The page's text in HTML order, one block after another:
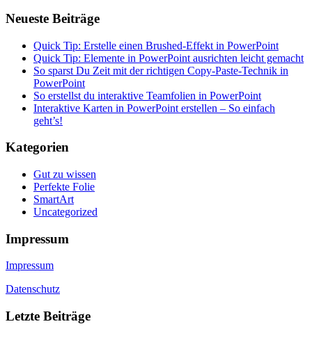
Neueste Beiträge
Quick Tip: Erstelle einen Brushed-Effekt in PowerPoint
Quick Tip: Elemente in PowerPoint ausrichten leicht gemacht
So sparst Du Zeit mit der richtigen Copy-Paste-Technik in
PowerPoint
So erstellst du interaktive Teamfolien in PowerPoint
Interaktive Karten in PowerPoint erstellen – So einfach
geht’s!
Kategorien
Gut zu wissen
Perfekte Folie
SmartArt
Uncategorized
Impressum
Impressum
Datenschutz
Letzte Beiträge